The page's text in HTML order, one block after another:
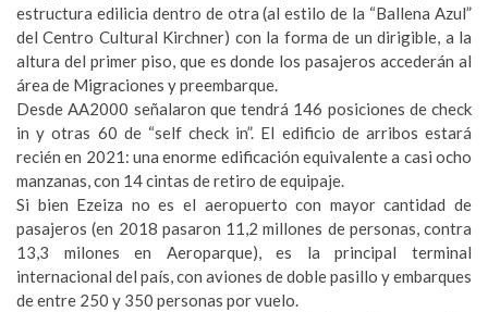
estructura edilicia dentro de otra (al estilo de la “Ballena Azul”
del Centro Cultural Kirchner) con la forma de un dirigible, a la
altura del primer piso, que es donde los pasajeros accederán al
área de Migraciones y preembarque.
Desde AA2000 señalaron que tendrá 146 posiciones de check
in y otras 60 de “self check in”. El edificio de arribos estará
recién en 2021: una enorme edificación equivalente a casi ocho
manzanas, con 14 cintas de retiro de equipaje.
Si bien Ezeiza no es el aeropuerto con mayor cantidad de
pasajeros (en 2018 pasaron 11,2 millones de personas, contra
13,3 milones en Aeroparque), es la principal terminal
internacional del país, con aviones de doble pasillo y embarques
de entre 250 y 350 personas por vuelo.